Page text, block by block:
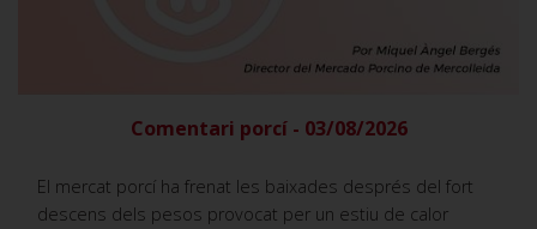
Comentari porcí - 03/08/2026
El mercat porcí ha frenat les baixades després del fort
descens dels pesos provocat per un estiu de calor